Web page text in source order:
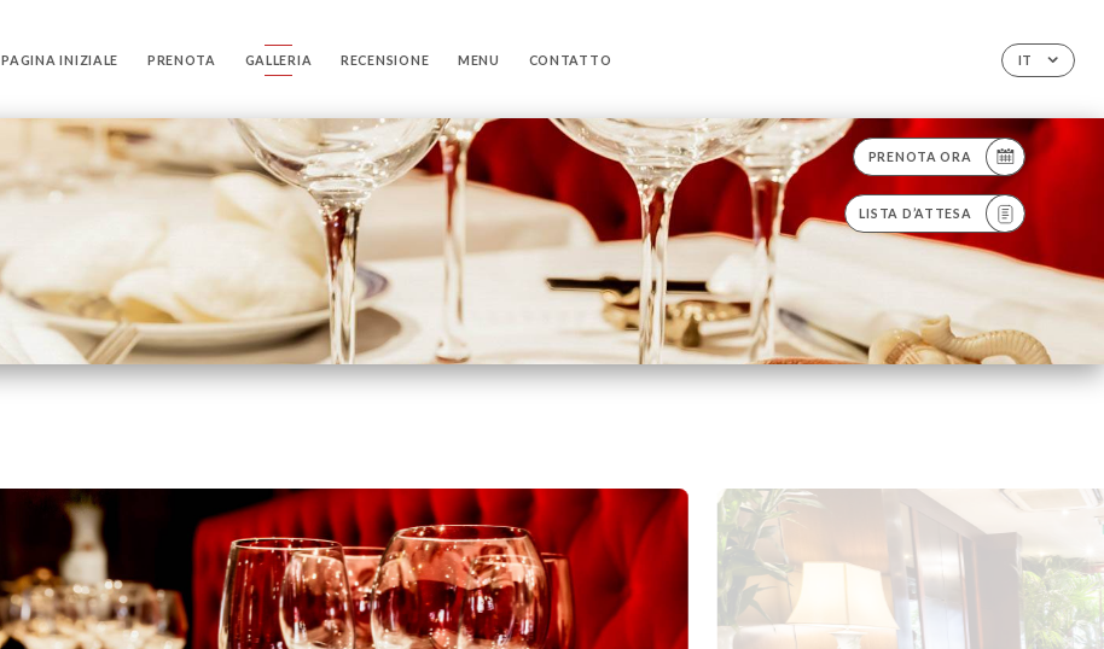
IT
PAGINA INIZIALE PRENOTA GALLERIA RECENSIONE MENU CONTATTO
PRENOTA ORA
LISTA D’ATTESA